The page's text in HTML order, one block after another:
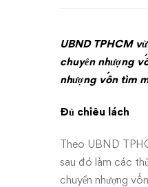
UBND TPHCM
chuyển nhượng
nhượng vốn tìm
Đủ chiêu lách
Theo UBND
sau đó làm các
chuyển nhượng